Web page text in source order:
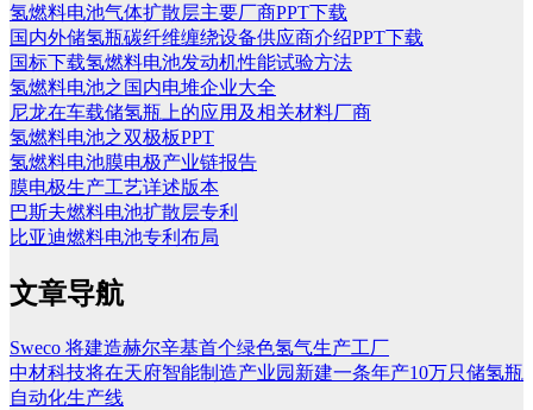
氢燃料电池气体扩散层主要厂商PPT下载
国内外储氢瓶碳纤维缠绕设备供应商介绍PPT下载
国标下载氢燃料电池发动机性能试验方法
氢燃料电池之国内电堆企业大全
尼龙在车载储氢瓶上的应用及相关材料厂商
氢燃料电池之双极板PPT
氢燃料电池膜电极产业链报告
膜电极生产工艺详述版本
巴斯夫燃料电池扩散层专利
比亚迪燃料电池专利布局
文章导航
Sweco 将建造赫尔辛基首个绿色氢气生产工厂
中材科技将在天府智能制造产业园新建一条年产10万只储氢瓶
自动化生产线